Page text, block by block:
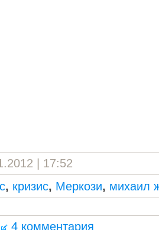
| 17:52
, кризис, Меркози, михаил
4 комментария